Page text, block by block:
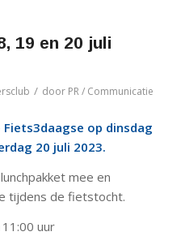
19 en 20 juli
/ door PR / Communicatie
op dinsdag
20 juli 2023.
mee en
tijdens de fietstocht.
uur